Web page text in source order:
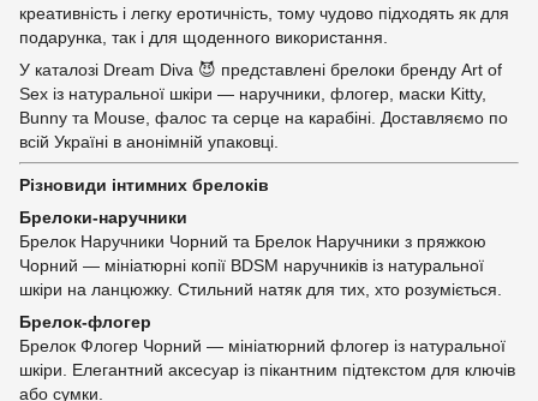
креативність і легку еротичність, тому чудово підходять як для
подарунка, так і для щоденного використання.
У каталозі Dream Diva 😈 представлені брелоки бренду Art of
Sex із натуральної шкіри — наручники, флогер, маски Kitty,
Bunny та Mouse, фалос та серце на карабіні. Доставляємо по
всій Україні в анонімній упаковці.
Різновиди інтимних брелоків
Брелоки-наручники
Брелок Наручники Чорний та Брелок Наручники з пряжкою
Чорний — мініатюрні копії BDSM наручників із натуральної
шкіри на ланцюжку. Стильний натяк для тих, хто розуміється.
Брелок-флогер
Брелок Флогер Чорний — мініатюрний флогер із натуральної
шкіри. Елегантний аксесуар із пікантним підтекстом для ключів
або сумки.